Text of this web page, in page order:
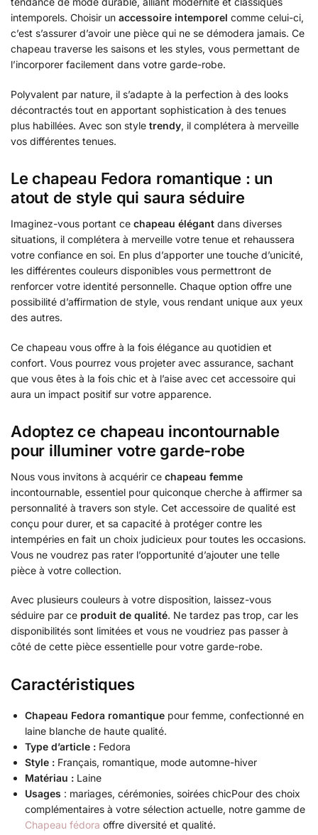
intemporels. Choisir un accessoire intemporel comme celui-ci,
c’est s’assurer d’avoir une pièce qui ne se démodera jamais. Ce
chapeau traverse les saisons et les styles, vous permettant de
l’incorporer facilement dans votre garde-robe.
Polyvalent par nature, il s’adapte à la perfection à des looks
décontractés tout en apportant sophistication à des tenues
plus habillées. Avec son style trendy, il complétera à merveille
vos différentes tenues.
Le chapeau Fedora romantique : un
atout de style qui saura séduire
Imaginez-vous portant ce chapeau élégant dans diverses
situations, il complétera à merveille votre tenue et rehaussera
votre confiance en soi. En plus d’apporter une touche d’unicité,
les différentes couleurs disponibles vous permettront de
renforcer votre identité personnelle. Chaque option offre une
possibilité d’affirmation de style, vous rendant unique aux yeux
des autres.
Ce chapeau vous offre à la fois élégance au quotidien et
confort. Vous pourrez vous projeter avec assurance, sachant
que vous êtes à la fois chic et à l’aise avec cet accessoire qui
aura un impact positif sur votre apparence.
Adoptez ce chapeau incontournable
pour illuminer votre garde-robe
Nous vous invitons à acquérir ce chapeau femme
incontournable, essentiel pour quiconque cherche à affirmer sa
personnalité à travers son style. Cet accessoire de qualité est
conçu pour durer, et sa capacité à protéger contre les
intempéries en fait un choix judicieux pour toutes les occasions.
Vous ne voudrez pas rater l’opportunité d’ajouter une telle
pièce à votre collection.
Avec plusieurs couleurs à votre disposition, laissez-vous
séduire par ce produit de qualité. Ne tardez pas trop, car les
disponibilités sont limitées et vous ne voudriez pas passer à
côté de cette pièce essentielle pour votre garde-robe.
Caractéristiques
Chapeau Fedora romantique pour femme, confectionné en
laine blanche de haute qualité.
Type d’article : Fedora
Style : Français, romantique, mode automne-hiver
Matériau : Laine
Usages : mariages, cérémonies, soirées chicPour des choix
complémentaires à votre sélection actuelle, notre gamme de
Chapeau fédora offre diversité et qualité.